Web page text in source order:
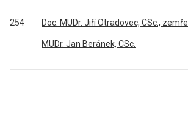
254 Doc. MUDr. Jiří Otradovec, CSc., zemřel
MUDr. Jan Beránek, CSc.